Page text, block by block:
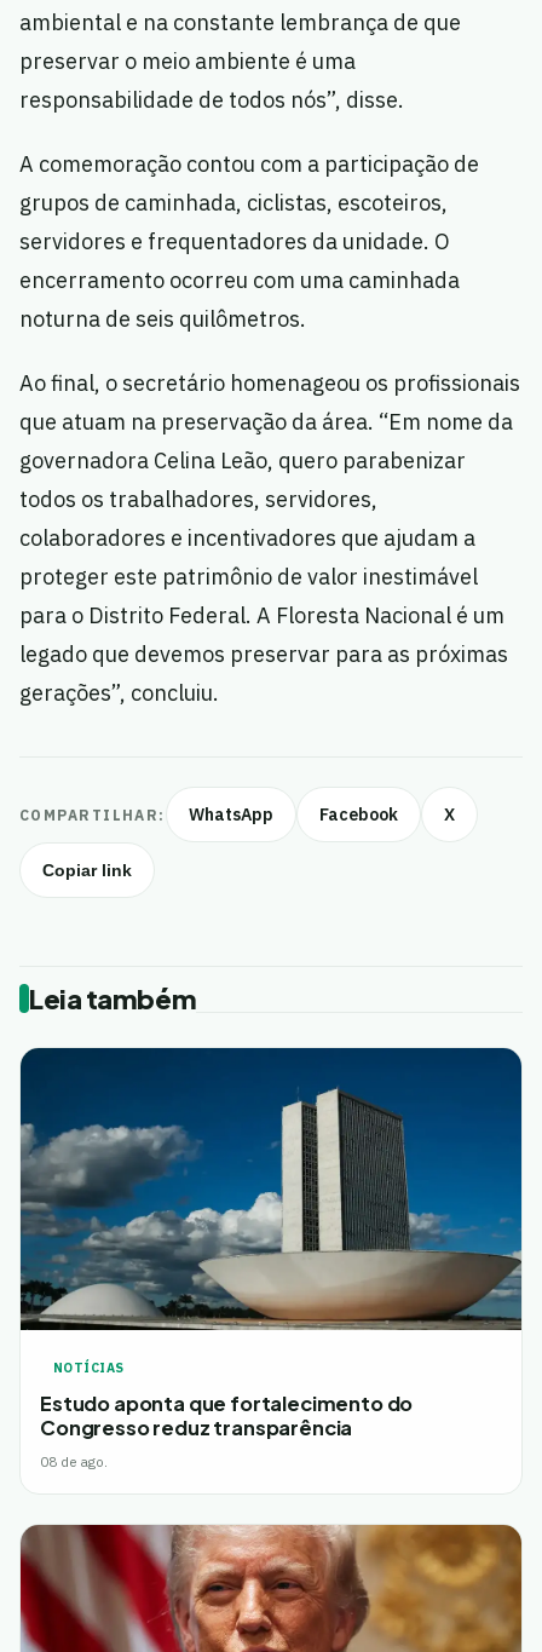
ambiental e na constante lembrança de que
preservar o meio ambiente é uma
responsabilidade de todos nós”, disse.
A comemoração contou com a participação de
grupos de caminhada, ciclistas, escoteiros,
servidores e frequentadores da unidade. O
encerramento ocorreu com uma caminhada
noturna de seis quilômetros.
Ao final, o secretário homenageou os profissionais
que atuam na preservação da área. “Em nome da
governadora Celina Leão, quero parabenizar
todos os trabalhadores, servidores,
colaboradores e incentivadores que ajudam a
proteger este patrimônio de valor inestimável
para o Distrito Federal. A Floresta Nacional é um
legado que devemos preservar para as próximas
gerações”, concluiu.
COMPARTILHAR: WhatsApp Facebook X
Copiar link
Leia também
NOTÍCIAS
Estudo aponta que fortalecimento do
Congresso reduz transparência
08 de ago.